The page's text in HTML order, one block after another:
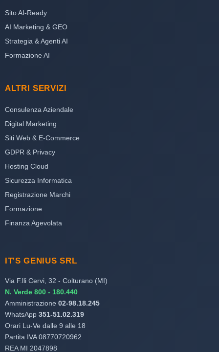
Sito AI-Ready
AI Marketing & GEO
Strategia & Agenti AI
Formazione AI
ALTRI SERVIZI
Consulenza Aziendale
Digital Marketing
Siti Web & E-Commerce
GDPR & Privacy
Hosting Cloud
Sicurezza Informatica
Registrazione Marchi
Formazione
Finanza Agevolata
IT'S GENIUS SRL
Via F.lli Cervi, 32 - Colturano (MI)
N. Verde 800 - 180.440
Amministrazione 02-98.18.245
WhatsApp 351-51.02.319
Orari Lu-Ve dalle 9 alle 18
Partita IVA 08770720962
REA MI 2047898